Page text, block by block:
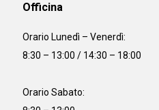
Officina
Orario Lunedì – Venerdì:
8:30 – 13:00 / 14:30 – 18:00
Orario Sabato: